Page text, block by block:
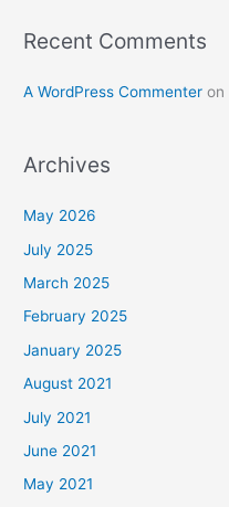
Recent Comments
A WordPress Commenter on
Archives
May 2026
July 2025
March 2025
February 2025
January 2025
August 2021
July 2021
June 2021
May 2021